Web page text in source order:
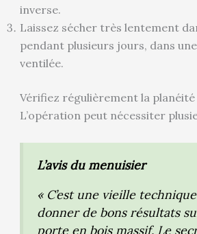
inverse.
Laissez sécher très lentement
pendant plusieurs jours, dans
ventilée.
Vérifiez régulièrement la
L’opération peut nécessiter
L’avis du menuisier
« C’est une vieille
donner de bons résultats
porte en bois massif. Le